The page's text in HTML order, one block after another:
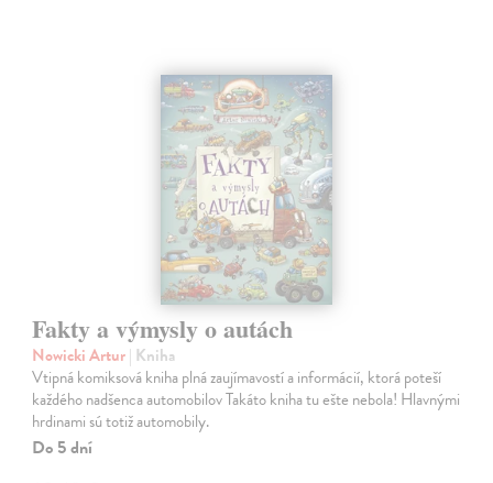
Fakty a výmysly o autách
Nowicki Artur| Kniha
Vtipná komiksová kniha plná zaujímavostí a informácií, ktorá poteší
každého nadšenca automobilov Takáto kniha tu ešte nebola! Hlavnými
hrdinami sú totiž automobily.
Do 5 dní